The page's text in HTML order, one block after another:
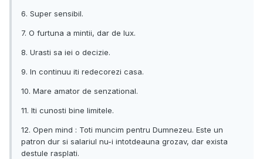
6. Super sensibil.
7. O furtuna a mintii, dar de lux.
8. Urasti sa iei o decizie.
9. In continuu iti redecorezi casa.
10. Mare amator de senzational.
11. Iti cunosti bine limitele.
12. Open mind : Toti muncim pentru Dumnezeu. Este un
patron dur si salariul nu-i intotdeauna grozav, dar exista
destule rasplati.